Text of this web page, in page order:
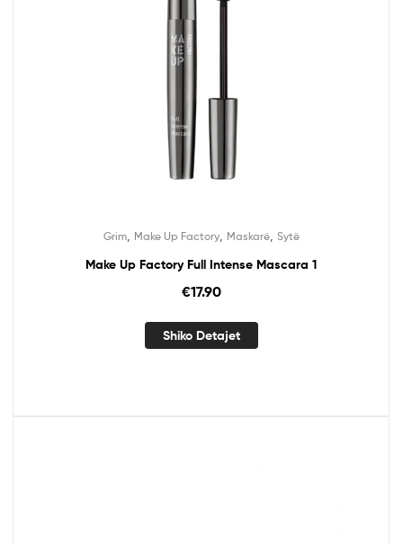
Grim, Make Up Factory, Maskarë, Sytë
Make Up Factory Full Intense Mascara 1
€17.90
Shiko Detajet